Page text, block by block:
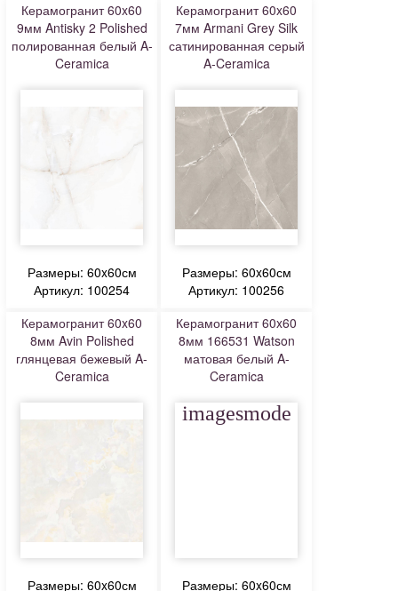
Керамогранит 60x60
9мм Antisky 2 Polished
полированная белый A-
Ceramica
Размеры: 60x60см
Артикул: 100254
Керамогранит 60x60
7мм Armani Grey Silk
сатинированная серый
A-Ceramica
Размеры: 60x60см
Артикул: 100256
Керамогранит 60x60
8мм Avin Polished
глянцевая бежевый A-
Ceramica
Размеры: 60x60см
Керамогранит 60x60
8мм 166531 Watson
матовая белый A-
Ceramica
imagesmode
Размеры: 60x60см